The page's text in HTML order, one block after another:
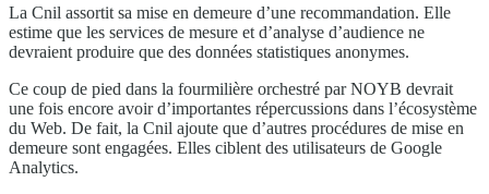
La Cnil assortit sa mise en demeure d’une recommandation. Elle
estime que les services de mesure et d’analyse d’audience ne
devraient produire que des données statistiques anonymes.
Ce coup de pied dans la fourmilière orchestré par NOYB devrait
une fois encore avoir d’importantes répercussions dans l’écosystème
du Web. De fait, la Cnil ajoute que d’autres procédures de mise en
demeure sont engagées. Elles ciblent des utilisateurs de Google
Analytics.